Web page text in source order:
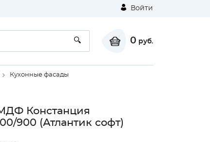
Войти
0 руб.
Кухонные фасады
Констанция
900 (Атлантик софт)